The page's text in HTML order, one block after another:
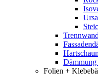
Ursa
Dämmung
Folien +